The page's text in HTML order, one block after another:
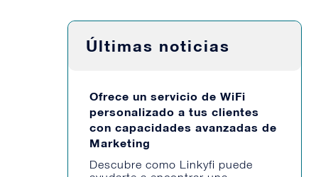
Últimas noticias
Ofrece un servicio de WiFi
personalizado a tus clientes
con capacidades avanzadas de
Marketing
Descubre como Linkyfi puede